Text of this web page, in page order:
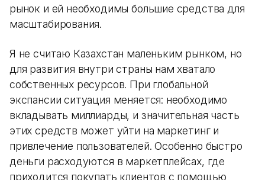
рынок и ей необходимы большие средства для
масштабирования.
Я не считаю Казахстан маленьким рынком, но
для развития внутри страны нам хватало
собственных ресурсов. При глобальной
экспансии ситуация меняется: необходимо
вкладывать миллиарды, и значительная часть
этих средств может уйти на маркетинг и
привлечение пользователей. Особенно быстро
деньги расходуются в маркетплейсах, где
приходится покупать клиентов с помощью